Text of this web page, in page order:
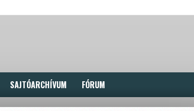
SAJTÓARCHÍVUM FÓRUM